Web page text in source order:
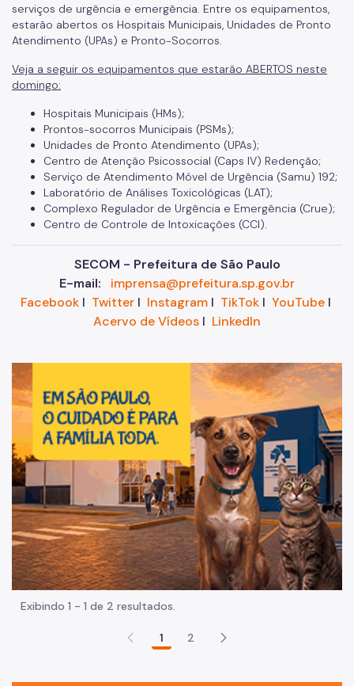
serviços de urgência e emergência. Entre os equipamentos,
estarão abertos os Hospitais Municipais, Unidades de Pronto
Atendimento (UPAs) e Pronto-Socorros.
Veja a seguir os equipamentos que estarão ABERTOS neste
domingo:
Hospitais Municipais (HMs);
Prontos-socorros Municipais (PSMs);
Unidades de Pronto Atendimento (UPAs);
Centro de Atenção Psicossocial (Caps IV) Redenção;
Serviço de Atendimento Móvel de Urgência (Samu) 192;
Laboratório de Análises Toxicológicas (LAT);
Complexo Regulador de Urgência e Emergência (Crue);
Centro de Controle de Intoxicações (CCI).
SECOM - Prefeitura de São Paulo
E-mail:
imprensa@prefeitura.sp.gov.br
FacebookI TwitterI InstagramI TikTokI YouTubeI
Acervo de Vídeos I LinkedIn
Exibindo 1 - 1 de 2 resultados.
1 2